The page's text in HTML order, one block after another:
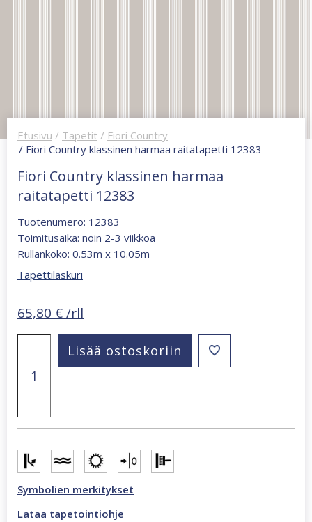
Etusivu / Tapetit / Fiori Country
/ Fiori Country klassinen harmaa raitatapetti 12383
Fiori Country klassinen harmaa
raitatapetti 12383
Tuotenumero: 12383
Toimitusaika: noin 2-3 viikkoa
Rullankoko: 0.53m x 10.05m
Tapettilaskuri
65,80 € /rll
klassinen
harmaa
Lisää ostoskoriin
Symbolien merkitykset
Lataa tapetointiohje